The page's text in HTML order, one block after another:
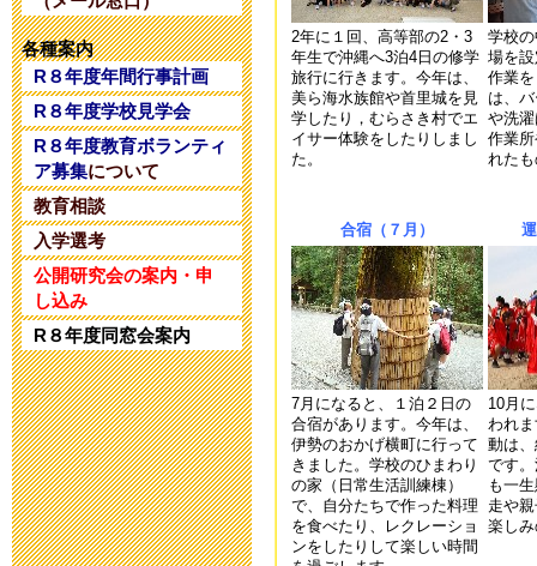
各種案内
R８年度年間行事計画
R８年度学校見学会
R８年度教育ボランティ
ア募集について
教育相談
入学選考
公開研究会の案内・申
し込み
R８年度同窓会案内
令和８年度コ
2025年4月26日
令和7年度学
令和5年度 公
2024年1月10日
令和5年度 公
2023年11月20日
令和６年度入
2023年8月25日
2年に１回、高等部の2・3
年生で沖縄へ3泊4日の修学
旅行に行きます。今年は、
美ら海水族館や首里城を見
学したり，むらさき村でエ
イサー体験をしたりしまし
た。
学校
場を
作業
は、
や洗
作業
れた
合宿（７月）
7月になると、１泊２日の
合宿があります。今年は、
伊勢のおかげ横町に行って
きました。学校のひまわり
の家（日常生活訓練棟）
で、自分たちで作った料理
を食べたり、レクレーショ
ンをしたりして楽しい時間
10月
われ
動は
です
も一
走や
楽し